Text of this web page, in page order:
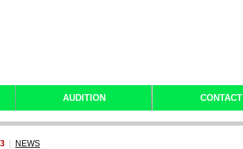
AUDITION CONTACT
NEWS